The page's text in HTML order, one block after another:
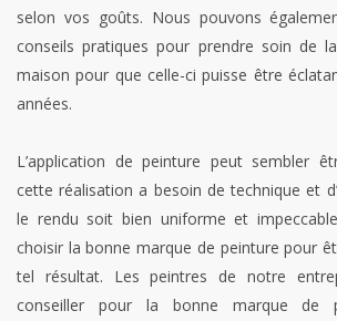
selon vos goûts. Nous pouvons
conseils pratiques pour prendre soin de
maison pour que celle-ci puisse être
années.
L’application de peinture peut sembler
cette réalisation a besoin de technique et
le rendu soit bien uniforme et
choisir la bonne marque de peinture pour
tel résultat. Les peintres de notre
conseiller pour la bonne marque de